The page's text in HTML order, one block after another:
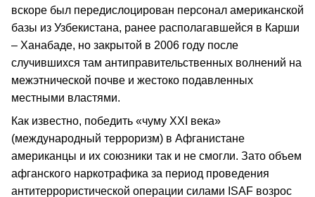
вскоре был передислоцирован персонал американской
базы из Узбекистана, ранее располагавшейся в Карши
– Ханабаде, но закрытой в 2006 году после
случившихся там антиправительственных волнений на
межэтнической почве и жестоко подавленных
местными властями.
Как известно, победить «чуму XXI века»
(международный терроризм) в Афганистане
американцы и их союзники так и не смогли. Зато объем
афганского наркотрафика за период проведения
антитеррористической операции силами ISAF возрос